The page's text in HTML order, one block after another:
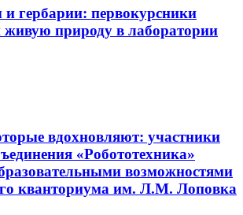
гербарии: первокурсники
природу в лаборатории
вдохновляют: участники
«Робототехника»
возможностями
кванториума им. Л.М. Лоповка